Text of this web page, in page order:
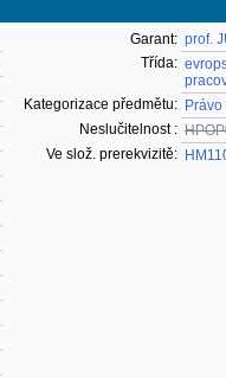
Garant: prof.
Třída:
Kategorizace předmětu: Právo
Neslučitelnost :
Ve slož. prerekvizitě: